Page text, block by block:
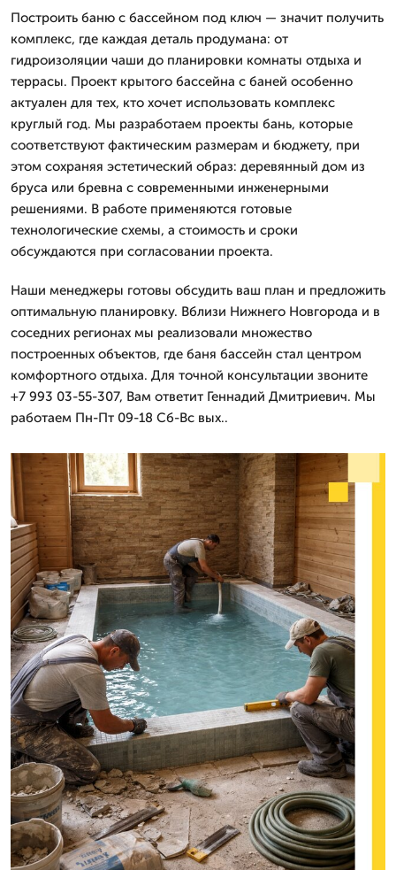
Построить баню с бассейном под ключ — значит получить
комплекс, где каждая деталь продумана: от
гидроизоляции чаши до планировки комнаты отдыха и
террасы. Проект крытого бассейна с баней особенно
актуален для тех, кто хочет использовать комплекс
круглый год. Мы разработаем проекты бань, которые
соответствуют фактическим размерам и бюджету, при
этом сохраняя эстетический образ: деревянный дом из
бруса или бревна с современными инженерными
решениями. В работе применяются готовые
технологические схемы, а стоимость и сроки
обсуждаются при согласовании проекта.
Наши менеджеры готовы обсудить ваш план и предложить
оптимальную планировку. Вблизи Нижнего Новгорода и в
соседних регионах мы реализовали множество
построенных объектов, где баня бассейн стал центром
комфортного отдыха. Для точной консультации звоните
+7 993 03-55-307, Вам ответит Геннадий Дмитриевич. Мы
работаем Пн-Пт 09-18 Сб-Вс вых..